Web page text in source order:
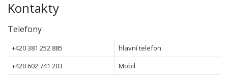
Kontakty
Telefony
+420 381 252 885
hlavní telefon
+420 602 741 203
Mobil